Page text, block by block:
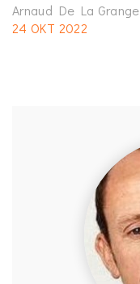
Arnaud De La Grange
24 ΟΚΤ 2022